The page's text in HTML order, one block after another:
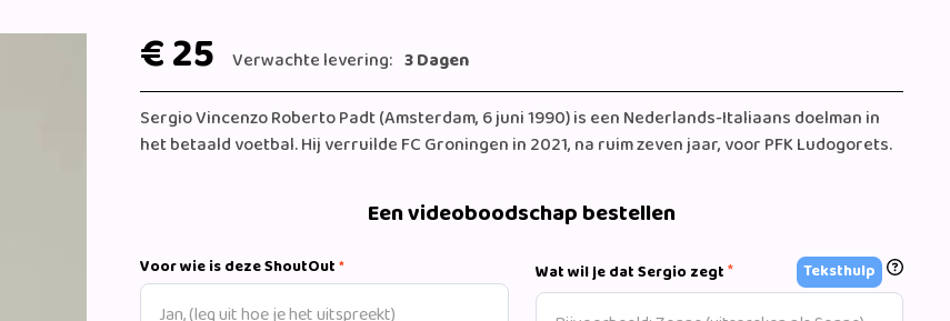
€ 25 Verwachte levering: 3 Dagen
Sergio Vincenzo Roberto Padt (Amsterdam, 6 juni 1990) is een Nederlands-Italiaans doelman in
het betaald voetbal. Hij verruilde FC Groningen in 2021, na ruim zeven jaar, voor PFK Ludogorets.
Een videoboodschap bestellen
Voor wie is deze ShoutOut* Wat wil je dat Sergio zegt* Teksthulp